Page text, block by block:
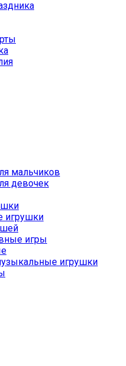
мальчиков
девочек
игрушки
игры
игрушки